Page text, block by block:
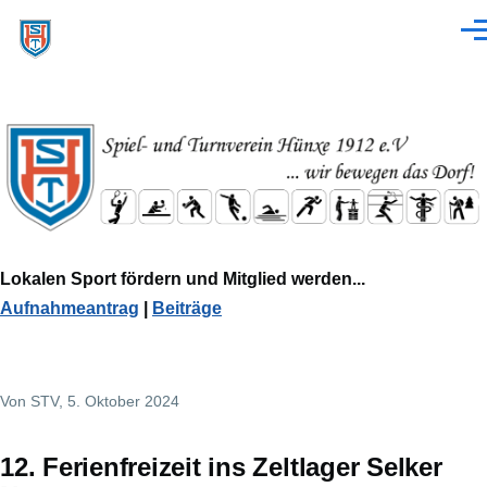
Lokalen Sport fördern und Mitglied werden...
Aufnahmeantrag
Beiträge
Von STV, 5. Oktober 2024
12. Ferienfreizeit ins Zeltlager Selker